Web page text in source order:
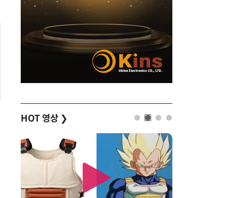
HOT 영상 ❯